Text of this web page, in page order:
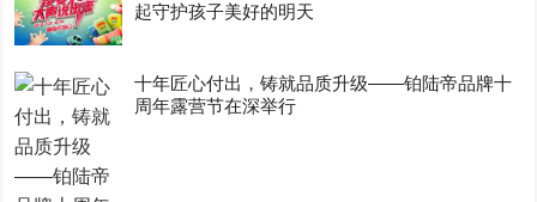
起守护孩子美好的明天
十年匠心付出，铸就品质升级——铂陆帝品牌十
周年露营节在深举行